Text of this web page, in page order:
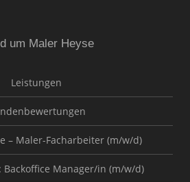
um Maler Heyse
Leistungen
– Maler-Facharbeiter (m/w/d)
Backoffice Manager/in (m/w/d)